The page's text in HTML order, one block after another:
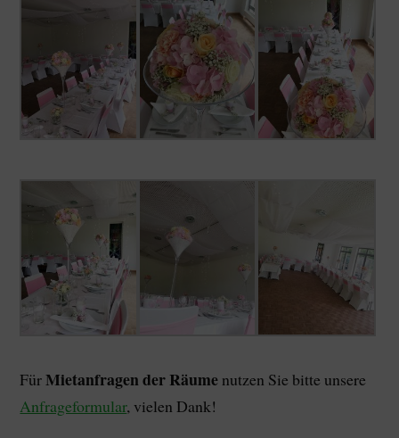
FürMietanfragen der Räume nutzen Sie bitte unsere
Anfrageformular, vielen Dank!